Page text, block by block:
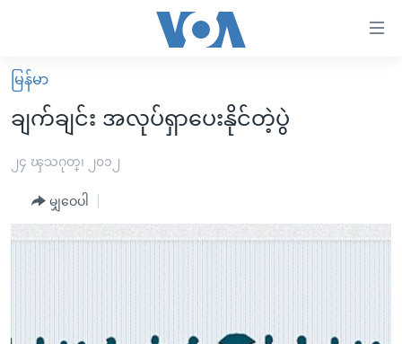
လွယ်ကူ
စေ
Link
များ
ပင်မ
ကြည့်
မူလစာမျက်နှာ
မြန်မာ
ကမ္ဘာ့သတင်းများ
နိုင်ငံတကာ
အမေရိကန်
သတင်းလွတ်လပ်ခွင့်
မြန်မာ
ချက်ချင်း အလုပ်ရှာပေးနိုင်တဲ့ပွဲ
၂၄ ၾသဂုတ္၊ ၂၀၁၂
မျှဝေပါ